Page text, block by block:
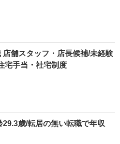
店舗スタッフ・店長候補/未経験
宅手当・社宅制度
歳/転居の無い転職で年収